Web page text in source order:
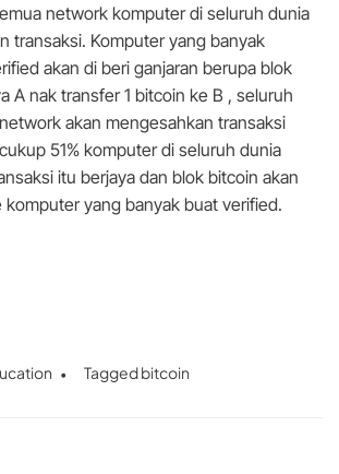
network komputer di seluruh dunia
transaksi. Komputer yang banyak
akan di beri ganjaran berupa blok
A nak transfer 1 bitcoin ke B , seluruh
akan mengesahkan transaksi
51% komputer di seluruh dunia
itu berjaya dan blok bitcoin akan
komputer yang banyak buat verified.
Taggedbitcoin